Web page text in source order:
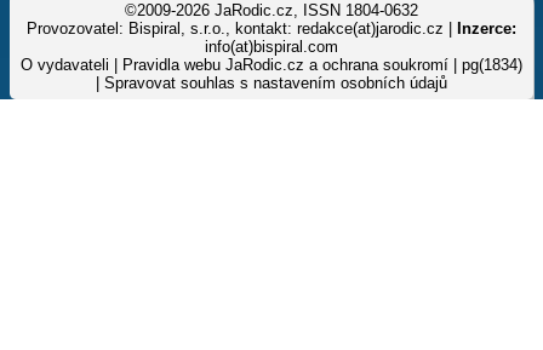
©2009-2026 JaRodic.cz, ISSN 1804-0632
Provozovatel: Bispiral, s.r.o., kontakt: redakce(at)jarodic.cz |
Inzerce:
info(at)bispiral.com
O vydavateli
Pravidla webu JaRodic.cz a ochrana soukromí | pg(1834)
Spravovat souhlas s nastavením osobních údajů